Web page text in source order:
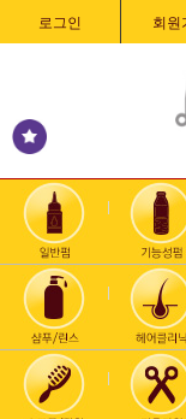
로그인 회원